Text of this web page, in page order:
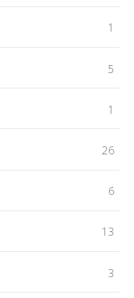
1
5
1
26
6
13
3